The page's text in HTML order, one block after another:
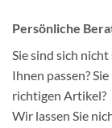
Persönliche
Sie sind sich
Ihnen passen?
richtigen Artikel?
Wir lassen Sie